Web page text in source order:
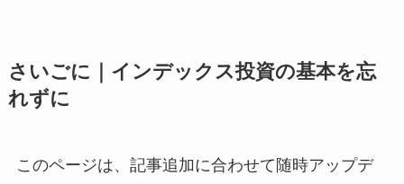
さいごに｜インデックス投資の基本を忘
れずに
このページは、記事追加に合わせて随時アップデ